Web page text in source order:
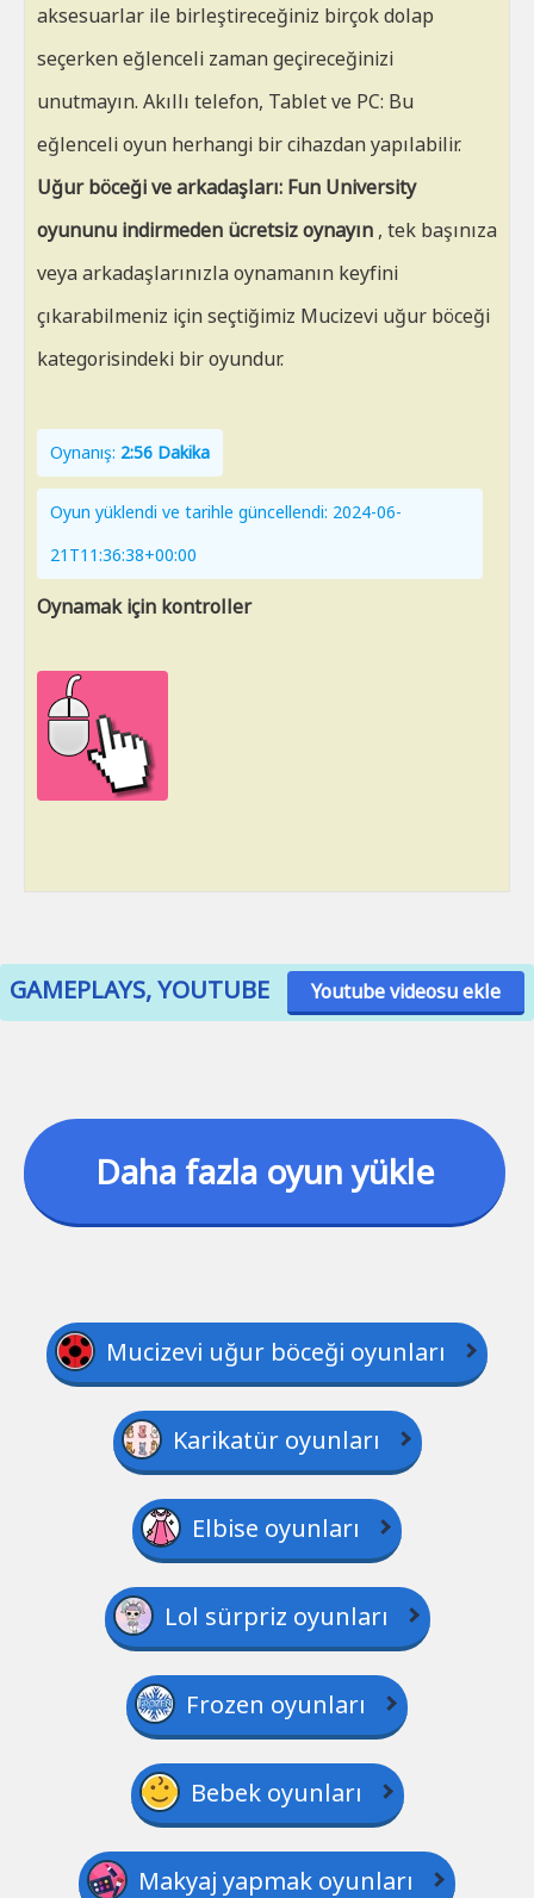
aksesuarlar ile birleştireceğiniz birçok dolap
seçerken eğlenceli zaman geçireceğinizi
unutmayın. Akıllı telefon, Tablet ve PC: Bu
eğlenceli oyun herhangi bir cihazdan yapılabilir.
Uğur böceği ve arkadaşları: Fun University
oyununu indirmeden ücretsiz oynayın , tek başınıza
veya arkadaşlarınızla oynamanın keyfini
çıkarabilmeniz için seçtiğimiz Mucizevi uğur böceği
kategorisindeki bir oyundur.
Oynanış: 2:56 Dakika
Oyun yüklendi ve tarihle güncellendi: 2024-06-
21T11:36:38+00:00
Oynamak için kontroller
GAMEPLAYS, YOUTUBE Youtube videosu ekle
Daha fazla oyun yükle
Mucizevi uğur böceği oyunları
Karikatür oyunları
Elbise oyunları
Lol sürpriz oyunları
Frozen oyunları
Bebek oyunları
Makyaj yapmak oyunları